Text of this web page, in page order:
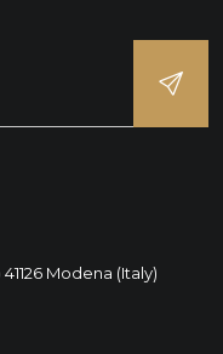
Modena (Italy)